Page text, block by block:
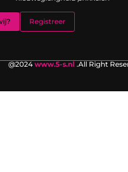
Registreer
@2024www.5-s.nl .All Right